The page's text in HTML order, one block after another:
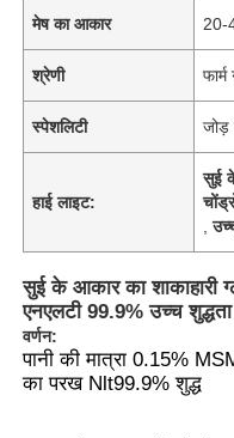
मेष का आकार 20-
श्रेणी
स्पेशलिटी जोड़
हाई लाइट:
सुई
,
सुई के आकार का शाकाहारी
एनएलटी 99.9% उच्च शुद्धता
वर्णन:
पानी की मात्रा 0.15%
का परख Nlt99.9% शुद्ध